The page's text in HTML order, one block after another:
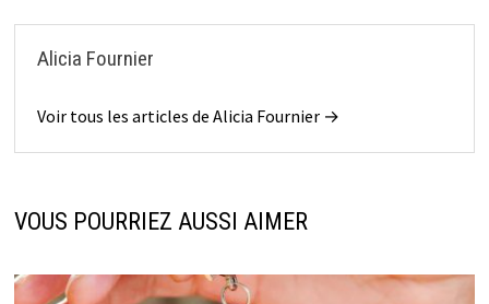
Alicia Fournier
Voir tous les articles de Alicia Fournier →
VOUS POURRIEZ AUSSI AIMER